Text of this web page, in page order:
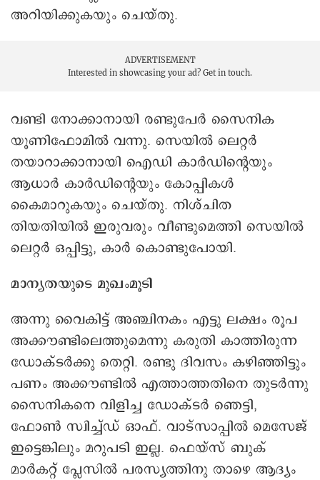
അറിയിക്കുകയും ചെയ്തു.
ADVERTISEMENT
Interested in showcasing your ad? Get in touch.
വണ്ടി നോക്കാനായി രണ്ടുപേർ സൈനിക
യൂണിഫോമിൽ വന്നു. സെയിൽ ലെറ്റർ
തയാറാക്കാനായി ഐഡി കാർഡിന്റെയും
ആധാർ കാർഡിന്റെയും കോപ്പികൾ
കൈമാറുകയും ചെയ്തു. നിശ്ചിത
തിയതിയിൽ ഇരുവരും വീണ്ടുമെത്തി സെയിൽ
ലെറ്റർ ഒപ്പിട്ടു, കാർ കൊണ്ടുപോയി.
മാന്യതയുടെ മുഖംമൂടി
അന്നു വൈകിട്ട് അഞ്ചിനകം എട്ടു ലക്ഷം രൂപ
അക്കൗണ്ടിലെത്തുമെന്നു കരുതി കാത്തിരുന്ന
ഡോക്ടർക്കു തെറ്റി. രണ്ടു ദിവസം കഴിഞ്ഞിട്ടും
പണം അക്കൗണ്ടിൽ എത്താത്തതിനെ തുടർന്നു
സൈനികനെ വിളിച്ച ഡോക്ടർ ഞെട്ടി,
ഫോൺ സ്വിച്ച്ഡ് ഓഫ്. വാട്സാപ്പിൽ മെസേജ്
ഇട്ടെങ്കിലും മറുപടി ഇല്ല. ഫെയ്സ് ബുക്
മാർകറ്റ് പ്ലേസിൽ പരസ്യത്തിനു താഴെ ആദ്യം